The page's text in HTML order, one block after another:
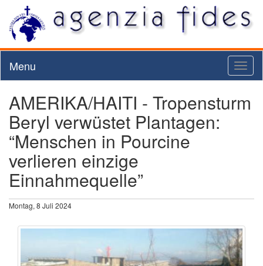
Menu
AMERIKA/HAITI - Tropensturm
Beryl verwüstet Plantagen:
“Menschen in Pourcine
verlieren einzige
Einnahmequelle”
Montag, 8 Juli 2024